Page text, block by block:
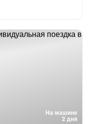
На машине
2 дня